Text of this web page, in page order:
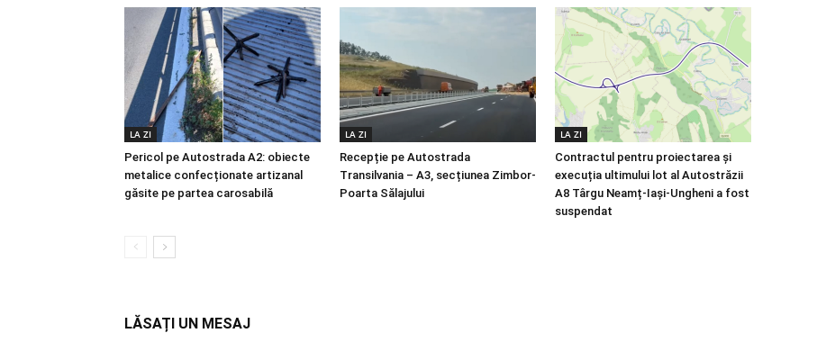
LA ZI
Pericol pe Autostrada A2: obiecte
metalice confecționate artizanal
găsite pe partea carosabilă
LA ZI
Recepție pe Autostrada
Transilvania – A3, secțiunea Zimbor-
Poarta Sălajului
LA ZI
Contractul pentru proiectarea și
execuția ultimului lot al Autostrăzii
A8 Târgu Neamț-Iași-Ungheni a fost
suspendat
LĂSAȚI UN MESAJ